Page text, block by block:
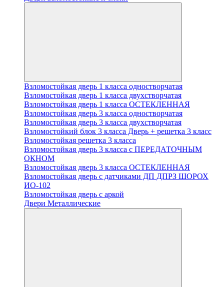
Взломостойкая дверь 1 класса одностворчатая
Взломостойкая дверь 1 класса двухстворчатая
Взломостойкая дверь 1 класса ОСТЕКЛЕННАЯ
Взломостойкая дверь 3 класса одностворчатая
Взломостойкая дверь 3 класса двухстворчатая
Взломостойкий блок 3 класса Дверь + решетка 3 класс
Взломостойкая решетка 3 класса
Взломостойкая дверь 3 класса с ПЕРЕДАТОЧНЫМ
ОКНОМ
Взломостойкая дверь 3 класса ОСТЕКЛЕННАЯ
Взломостойкая дверь с датчиками ДП ДПРЗ ШОРОХ
ИО-102
Взломостойкая дверь с аркой
Двери Металлические